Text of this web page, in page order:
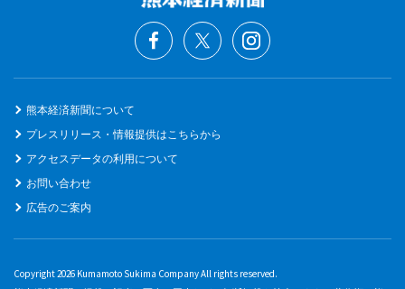
熊本経済新聞について
プレスリリース・情報提供はこちらから
アクセスデータの利用について
お問い合わせ
広告のご案内
Copyright 2026 Kumamoto Sukima Company All rights reserved.